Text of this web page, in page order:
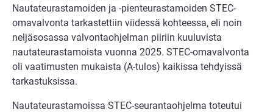
Nautateurastamoiden ja -pienteurastamoiden STEC-
omavalvonta tarkastettiin viidessä kohteessa, eli noin
neljäsosassa valvontaohjelman piiriin kuuluvista
nautateurastamoista vuonna 2025. STEC-omavalvonta
oli vaatimusten mukaista (A-tulos) kaikissa tehdyissä
tarkastuksissa.
Nautateurastamoissa STEC-seurantaohjelma toteutui